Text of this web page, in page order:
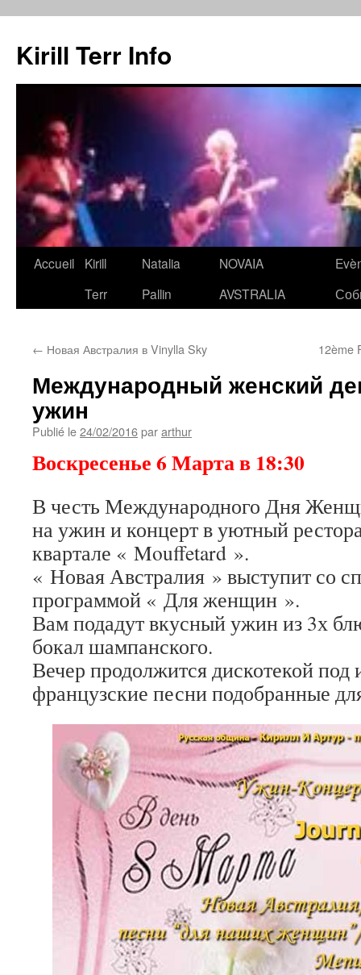
Kirill Terr Info
Aller
Accueil
Kirill
Terr
Natalia
Pallin
NOVAIA
AVSTRALIA
← Новая Австралия в Vinylla Sky 12ème
Международный женский
ужин
Publié le24/02/2016pararthur
Воскресенье 6 Марта в 18:30
В честь Международного Дня
на ужин и концерт в уютный
квартале « Mouffetard ».
« Новая Австралия » выступит со
программой « Для женщин ».
Вам подадут вкусный ужин из 3х
бокал шампанского.
Вечер продолжится дискотекой под
французские песни подобранные